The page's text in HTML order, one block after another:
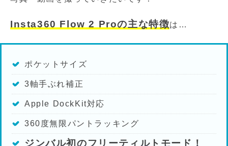
Insta360 Flow 2 Proの主な特徴は…
ポケットサイズ
3軸手ぶれ補正
Apple DockKit対応
360度無限パントラッキング
ジンバル初のフリーティルトモード！